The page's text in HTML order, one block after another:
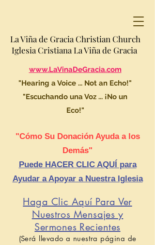
La Viña de Gracia Christian Church
Iglesia Cristiana La Viña de Gracia
www.LaVinaDeGracia.com
"Hearing a Voice ... Not an Echo!"
"Escuchando una Voz ... ¡No un
Eco!"
"Cómo Su Donación Ayuda a los
Demás"
Puede HACER CLIC AQUÍ para
Ayudar a Apoyar a Nuestra Iglesia
Haga Clic Aquí Para Ver
Nuestros Mensajes y
Sermones Recientes
(Será llevado a nuestra página de